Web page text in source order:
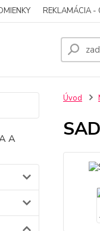
REKLAMÁCIA -
A
Úvod